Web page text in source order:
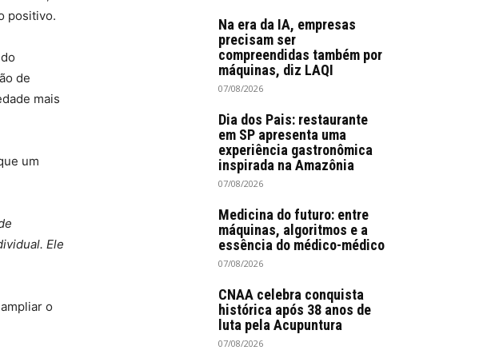
positivo.
de
mais
um
Ele
o
Na era da IA, empresas
precisam ser
compreendidas também por
máquinas, diz LAQI
07/08/2026
Dia dos Pais: restaurante
em SP apresenta uma
experiência gastronômica
inspirada na Amazônia
07/08/2026
Medicina do futuro: entre
máquinas, algoritmos e a
essência do médico-médico
07/08/2026
CNAA celebra conquista
histórica após 38 anos de
luta pela Acupuntura
07/08/2026